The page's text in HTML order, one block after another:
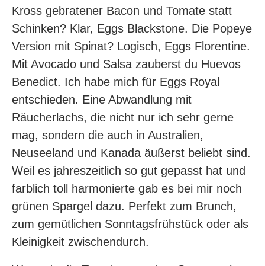
Kross gebratener Bacon und Tomate statt
Schinken? Klar, Eggs Blackstone. Die Popeye
Version mit Spinat? Logisch, Eggs Florentine.
Mit Avocado und Salsa zauberst du Huevos
Benedict. Ich habe mich für Eggs Royal
entschieden. Eine Abwandlung mit
Räucherlachs, die nicht nur ich sehr gerne
mag, sondern die auch in Australien,
Neuseeland und Kanada äußerst beliebt sind.
Weil es jahreszeitlich so gut gepasst hat und
farblich toll harmonierte gab es bei mir noch
grünen Spargel dazu. Perfekt zum Brunch,
zum gemütlichen Sonntagsfrühstück oder als
Kleinigkeit zwischendurch.